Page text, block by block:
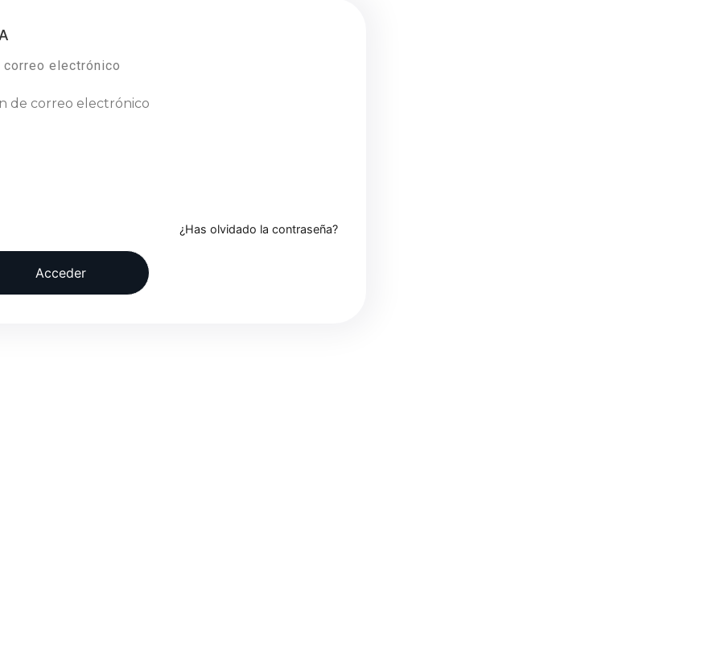
electrónico
¿Has olvidado la contraseña?